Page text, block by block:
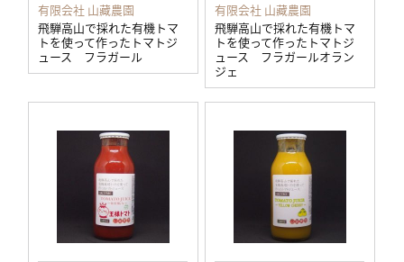
有限会社 山藏農園
飛騨高山で採れた有機トマ
トを使って作ったトマトジ
ュース フラガール
有限会社 山藏農園
飛騨高山で採れた有機トマ
トを使って作ったトマトジ
ュース フラガールオラン
ジェ